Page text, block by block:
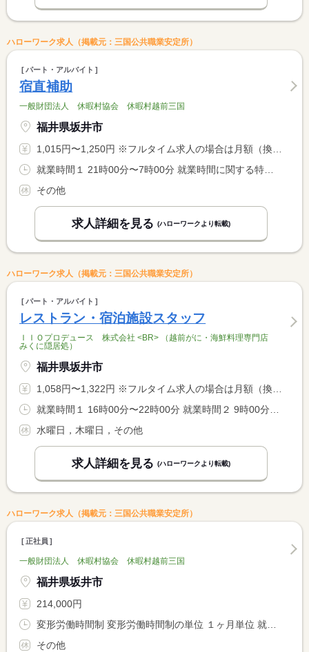
ハローワーク求人（掲載元：三国公共職業安定所）
パート・アルバイト
宿直補助
一般財団法人 休暇村協会 休暇村越前三国
福井県坂井市
1,015円〜1,250円 ※フルタイム求人の場合は月額（換算額）、パート求人の場合は時間額を表示しています。
その他
求人詳細を見る (ハローワークより転載)
ハローワーク求人（掲載元：三国公共職業安定所）
パート・アルバイト
レストラン・宿泊施設スタッフ
ＩＩＯプロデュース 株式会社 <BR> （越前がに・海鮮料理専門店
みくに隠居処）
福井県坂井市
1,058円〜1,322円 ※フルタイム求人の場合は月額（換算額）、パート求人の場合は時間額を表示しています。
水曜日，木曜日，その他
求人詳細を見る (ハローワークより転載)
ハローワーク求人（掲載元：三国公共職業安定所）
正社員
一般財団法人 休暇村協会 休暇村越前三国
福井県坂井市
214,000円
その他